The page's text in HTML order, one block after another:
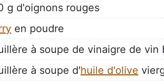
g d'oignons rouges
en poudre
à soupe de vinaigre de vin
à soupe d'huile d'olive